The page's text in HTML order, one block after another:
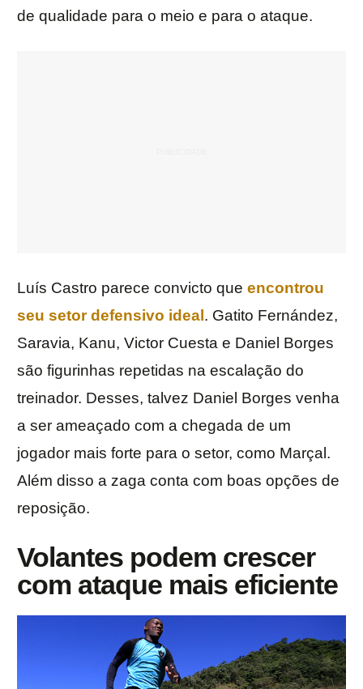
de qualidade para o meio e para o ataque.
Luís Castro parece convicto que encontrou
seu setor defensivo ideal . Gatito Fernández,
Saravia, Kanu, Victor Cuesta e Daniel Borges
são figurinhas repetidas na escalação do
treinador. Desses, talvez Daniel Borges venha
a ser ameaçado com a chegada de um
jogador mais forte para o setor, como Marçal.
Além disso a zaga conta com boas opções de
reposição.
Volantes podem crescer
com ataque mais eficiente